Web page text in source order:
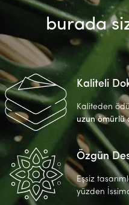
burada
Kaliteli
Kaliteden
uzun ömürlü
Özgün
Eşsiz
yüzden